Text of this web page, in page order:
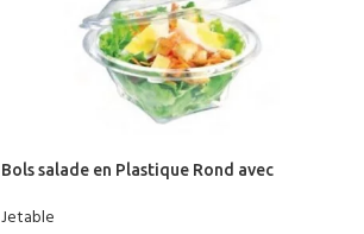
Bols salade en Plastique Rond avec
Jetable